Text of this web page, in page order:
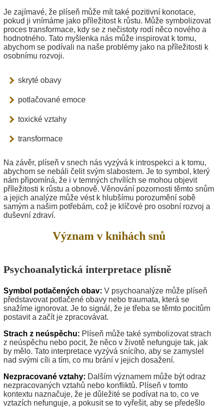
Je zajímavé, že plíseň může mít také pozitivní konotace,
pokud ji vnímáme jako příležitost k růstu. Může symbolizovat
proces transformace, kdy se z nečistoty rodí něco nového a
hodnotného. Tato myšlenka nás může inspirovat k tomu,
abychom se podívali na naše problémy jako na příležitosti k
osobnímu rozvoji.
skryté obavy
potlačované emoce
toxické vztahy
transformace
Na závěr, plíseň v snech nás vyzývá k introspekci a k tomu,
abychom se nebáli čelit svým slabostem. Je to symbol, který
nám připomíná, že i v temných chvílích se mohou objevit
příležitosti k růstu a obnově. Věnování pozornosti těmto snům
a jejich analýze může vést k hlubšímu porozumění sobě
samým a našim potřebám, což je klíčové pro osobní rozvoj a
duševní zdraví.
Význam v knihách snů
Psychoanalytická interpretace plísně
Symbol potlačených obav: V psychoanalýze může plíseň
představovat potlačené obavy nebo traumata, která se
snažíme ignorovat. Je to signál, že je třeba se těmto pocitům
postavit a začít je zpracovávat.
Strach z neúspěchu: Plíseň může také symbolizovat strach
z neúspěchu nebo pocit, že něco v životě nefunguje tak, jak
by mělo. Tato interpretace vyzývá snícího, aby se zamyslel
nad svými cíli a tím, co mu brání v jejich dosažení.
Nezpracované vztahy: Dalším významem může být odraz
nezpracovaných vztahů nebo konfliktů. Plíseň v tomto
kontextu naznačuje, že je důležité se podívat na to, co ve
vztazích nefunguje, a pokusit se to vyřešit, aby se předešlo